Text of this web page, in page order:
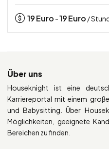
19Euro -19Euro /
Über uns
Houseknight ist eine
Karriereportal mit einem
und Babysitting. Über
Möglichkeiten, geeignete
Bereichen zu finden.